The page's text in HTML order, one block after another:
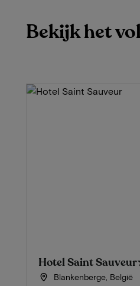
Bekijk het
Hotel Saint Sauveur
Blankenberge, België